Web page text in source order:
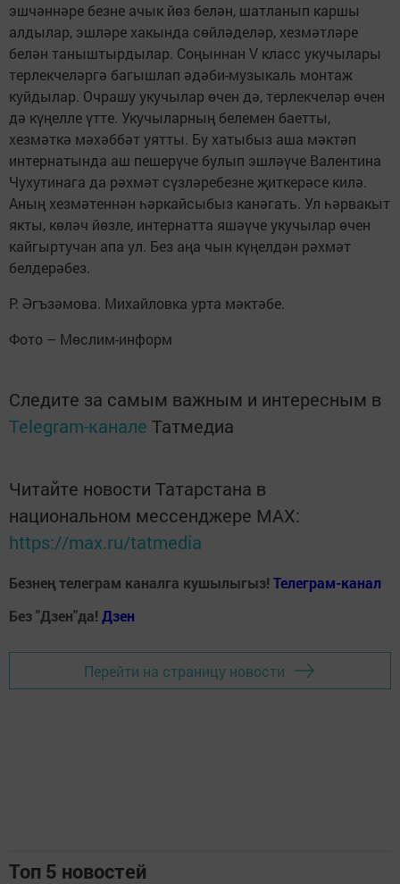
эшчәннәре безне ачык йөз белән, шатланып каршы
алдылар, эшләре хакында сөйләделәр, хезмәтләре
белән таныштырдылар. Соңыннан V класс укучылары
терлекчеләргә багышлап әдәби-музыкаль монтаж
куйдылар. Очрашу укучылар өчен дә, терлекчеләр өчен
дә күңелле үтте. Укучыларның белемен баетты,
хезмәткә мәхәббәт уятты. Бу хатыбыз аша мәктәп
интернатында аш пешерүче булып эшләүче Валентина
Чухутинага да рәхмәт сүзләребезне җиткерәсе килә.
Аның хезмәтеннән һәркайсыбыз канәгать. Ул һәрвакыт
якты, көләч йөзле, интернатта яшәүче укучылар өчен
кайгыртучан апа ул. Без аңа чын күңелдән рәхмәт
белдерәбез.
Р. Әгъзәмова. Михайловка урта мәктәбе.
Фото – Мөслим-информ
Следите за самым важным и интересным в
Telegram-канале Татмедиа
Читайте новости Татарстана в
национальном мессенджере MАХ:
https://max.ru/tatmedia
Безнең телеграм каналга кушылыгыз! Телеграм-канал
Без "Дзен"да! Дзен
Перейти на страницу новости
Топ 5 новостей